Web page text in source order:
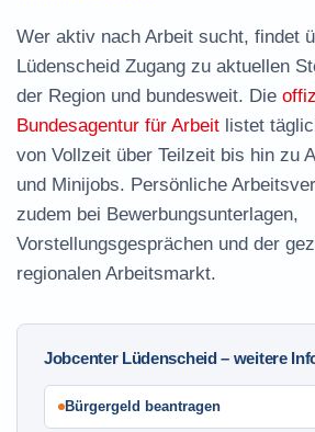
Wer aktiv nach Arbeit sucht, findet
Lüdenscheid Zugang zu aktuellen
der Region und bundesweit. Die
Bundesagentur für Arbeit listet
von Vollzeit über Teilzeit bis hin zu
und Minijobs. Persönliche
zudem bei Bewerbungsunterlagen,
Vorstellungsgesprächen und der
regionalen Arbeitsmarkt.
Jobcenter Lüdenscheid – weitere
Bürgergeld beantragen